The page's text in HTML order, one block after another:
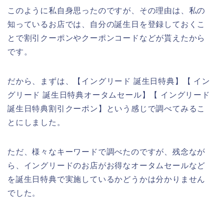
このように私自身思ったのですが、その理由は、私の
知っているお店では、自分の誕生日を登録しておくこ
とで割引クーポンやクーポンコードなどが貰えたから
です。
だから、まずは、【イングリード 誕生日特典】【 イン
グリード 誕生日特典オータムセール】【 イングリード
誕生日特典割引クーポン】という感じで調べてみるこ
とにしました。
ただ、様々なキーワードで調べたのですが、残念なが
ら、イングリードのお店がお得なオータムセールなど
を誕生日特典で実施しているかどうかは分かりません
でした。